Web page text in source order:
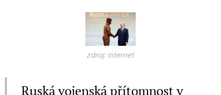
zdroj: internet
Ruská vojenská přítomnost v